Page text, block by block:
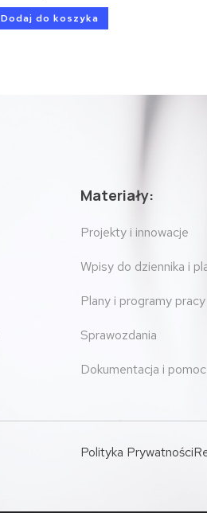
Dodaj do koszyka
Materiały:
Projekty i innowacje
Wpisy do dziennika i
Plany i programy pracy
Sprawozdania
Dokumentacja i
Polityka Prywatności